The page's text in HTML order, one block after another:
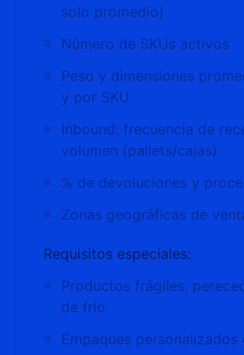
solo promedio)
Número de SKUs activos
Peso y dimensiones
y por SKU
Inbound: frecuencia de
volumen (pallets/cajas)
% de devoluciones y
Zonas geográficas de
Requisitos especiales:
Productos frágiles,
de frío
Empaques